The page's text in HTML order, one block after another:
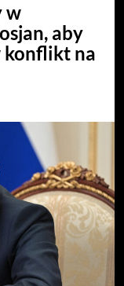
w
aby
konflikt na